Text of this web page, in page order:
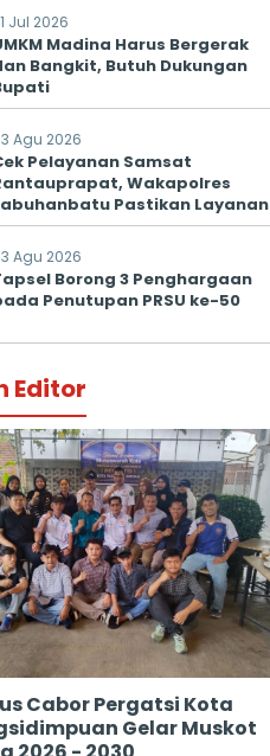
Jul 2026
Madina Harus Bergerak
Bangkit, Butuh Dukungan
Agu 2026
Pelayanan Samsat
Wakapolres
Pastikan Layanan
untuk Masyarakat
Agu 2026
Borong 3 Penghargaan
Penutupan PRSU ke-50
Editor
Cabor Pergatsi Kota
Gelar Muskot